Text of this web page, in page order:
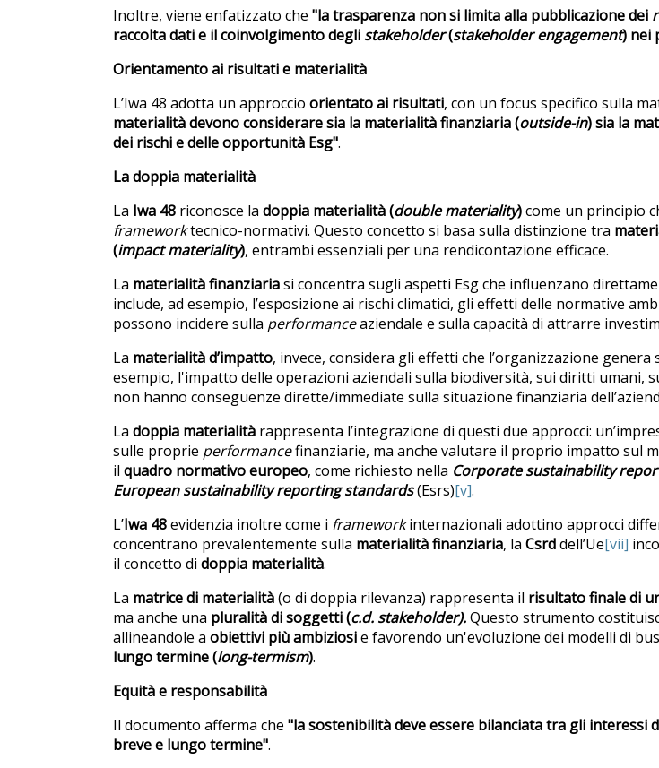
Inoltre, viene enfatizzato che "la trasparenza non si limita alla pubblicazione dei
raccolta dati e il coinvolgimento degli stakeholder(stakeholder engagement) nei
Orientamento ai risultati e materialità
L’Iwa 48 adotta un approccio orientato ai risultati, con un focus specifico sulla
materialità devono considerare sia la materialità finanziaria (outside-in) sia la
dei rischi e delle opportunità Esg".
La doppia materialità
La Iwa 48 riconosce la doppia materialità (double materiality)come un principio
frameworktecnico-normativi. Questo concetto si basa sulla distinzione tra
(impact materiality), entrambi essenziali per una rendicontazione efficace.
La materialità finanziariasi concentra sugli aspetti Esg che influenzano
include, ad esempio, l’esposizione ai rischi climatici, gli effetti delle normative
possono incidere sulla performanceaziendale e sulla capacità di attrarre
La materialità d’impatto, invece, considera gli effetti che l’organizzazione
esempio, l'impatto delle operazioni aziendali sulla biodiversità, sui diritti umani,
non hanno conseguenze dirette/immediate sulla situazione finanziaria
La doppia materialità rappresenta l’integrazione di questi due approcci:
sulle proprie performancefinanziarie, ma anche valutare il proprio impatto sul
il quadro normativo europeo, come richiesto nella Corporate sustainability
European sustainability reporting standards(Esrs)[v].
L’Iwa 48evidenzia inoltre come i frameworkinternazionali adottino approcci
concentrano prevalentemente sulla materialità finanziaria, la Csrddell’Ue[vii]
il concetto di doppia materialità.
La matrice di materialità(o di doppia rilevanza) rappresenta il risultato finale di
ma anche una pluralità di soggetti (c.d. stakeholder).Questo strumento
allineandole a obiettivi più ambiziosie favorendo un'evoluzione dei modelli di
lungo termine (long-termism).
Equità e responsabilità
Il documento afferma che "la sostenibilità deve essere bilanciata tra gli interessi
breve e lungo termine".